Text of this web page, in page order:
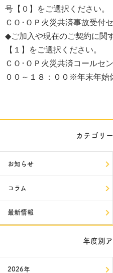
号【０】をご選択ください。
ＣＯ･ＯＰ火災共済事故受付
◆ご加入や現在のご契約に関
【１】をご選択ください。
ＣＯ･ＯＰ火災共済コールセ
００～１８：００※年末年始
カテゴリ
お知らせ
コラム
最新情報
年度別
2026年